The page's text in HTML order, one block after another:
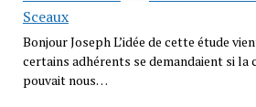
Sceaux
Bonjour Joseph L’idée de cette étude
certains adhérents se demandaient si la
pouvait nous…